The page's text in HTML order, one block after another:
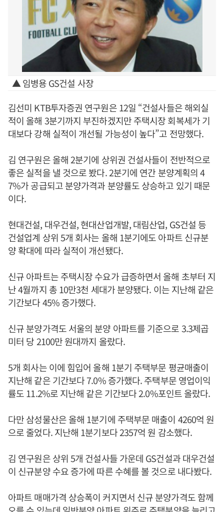
▲ 임병용 GS건설 사장
김선미 KTB투자증권 연구원은 12일 “건설사들은 해외실
적이 올해 3분기까지 부진하겠지만 주택시장 회복세가 기
대보다 강해 실적이 개선될 가능성이 높다”고 전망했다.
김 연구원은 올해 2분기에 상위권 건설사들이 전반적으로
좋은 실적을 낼 것으로 봤다. 2분기에 연간 분양계획의 4
7%가 공급되고 분양가격과 분양률도 상승하고 있기 때문
이다.
현대건설, 대우건설, 현대산업개발, 대림산업, GS건설 등
건설업계 상위 5개 회사는 올해 1분기에도 아파트 신규분
양 확대에 따라 실적이 개선됐다.
신규 아파트는 주택시장 수요가 급증하면서 올해 초부터 지
난 4월까지 총 10만3천 세대가 분양됐다. 이는 지난해 같은
기간보다 45% 증가했다.
신규 분양가격도 서울의 분양 아파트를 기준으로 3.3제곱
미터 당 2100만 원대까지 올랐다.
5개 회사는 이에 힘입어 올해 1분기 주택부문 평균매출이
지난해 같은 기간보다 7.0% 증가했다. 주택부문 영업이익
률도 11.2%로 지난해 같은 기간보다 2.0%포인트 올랐다.
다만 삼성물산은 올해 1분기에 주택부문 매출이 4260억 원
으로 줄었다. 지난해 1분기보다 2357억 원 감소했다.
김 연구원은 상위 5개 건설사들 가운데 GS건설과 대우건설
이 신규분양 수요 증가에 따른 수혜를 볼 것으로 내다봤다.
아파트 매매가격 상승폭이 커지면서 신규 분양가격도 함께